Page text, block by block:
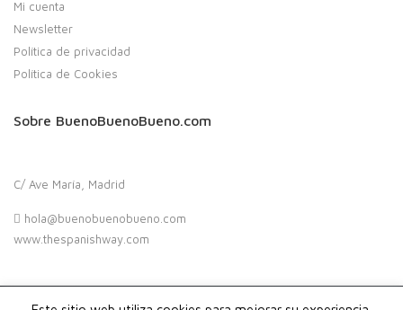
Mi cuenta
Newsletter
Política de privacidad
Política de Cookies
Sobre BuenoBuenoBueno.com
C/ Ave María, Madrid
hola@buenobuenobueno.com
www.thespanishway.com